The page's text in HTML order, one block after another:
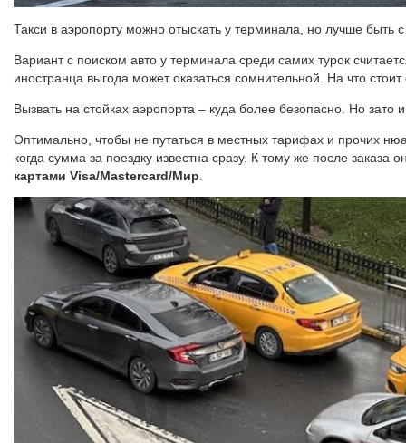
Такси в аэропорту можно отыскать у терминала, но лучше быть
Вариант с поиском авто у терминала среди самих турок
иностранца выгода может оказаться сомнительной. На что
Вызвать на стойках аэропорта – куда более безопасно. Но зато
Оптимально, чтобы не путаться в местных тарифах и прочих
когда сумма за поездку известна сразу. К тому же после
картами Visa/Mastercard/Мир